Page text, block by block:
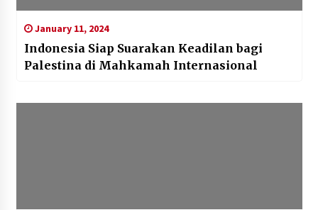
January 11, 2024
Indonesia Siap Suarakan Keadilan bagi
Palestina di Mahkamah Internasional